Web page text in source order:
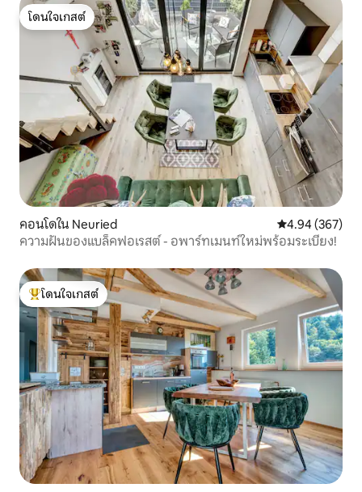
โดนใจเกสต์
โดนใจเกสต์
คอนโดใน Neuried คะแนนเฉลี่ย
4.94 (367)
ความฝันของแบล็คฟอเรสต์ - อพาร์ทเมนท์ใหม่พร้อมระเบียง!
โดนใจเกสต์ที่สุด
โดนใจเกสต์